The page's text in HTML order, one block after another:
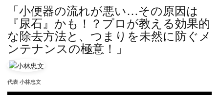
「小便器の流れが悪い…その原因は
『尿石』かも！？プロが教える効果的
な除去方法と、つまりを未然に防ぐメ
ンテナンスの極意！」
代表 小林忠文